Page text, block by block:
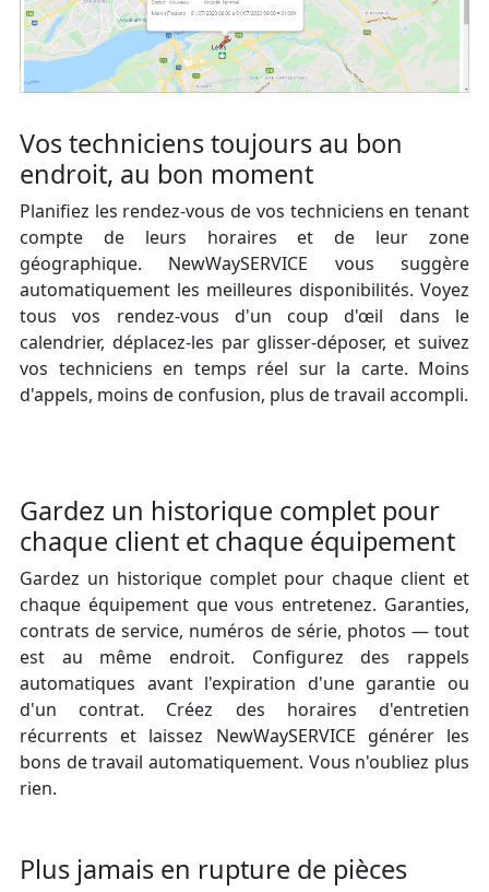
Vos techniciens toujours au bon
endroit, au bon moment
Planifiez les rendez-vous de vos techniciens en tenant
compte de leurs horaires et de leur zone
géographique. NewWaySERVICE vous suggère
automatiquement les meilleures disponibilités. Voyez
tous vos rendez-vous d'un coup d'œil dans le
calendrier, déplacez-les par glisser-déposer, et suivez
vos techniciens en temps réel sur la carte. Moins
d'appels, moins de confusion, plus de travail accompli.
Gardez un historique complet pour
chaque client et chaque équipement
Gardez un historique complet pour chaque client et
chaque équipement que vous entretenez. Garanties,
contrats de service, numéros de série, photos — tout
est au même endroit. Configurez des rappels
automatiques avant l'expiration d'une garantie ou
d'un contrat. Créez des horaires d'entretien
récurrents et laissez NewWaySERVICE générer les
bons de travail automatiquement. Vous n'oubliez plus
rien.
Plus jamais en rupture de pièces